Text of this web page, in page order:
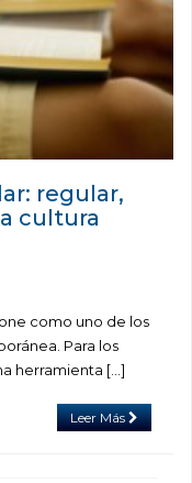
regular,
cultura
como uno de los
Para los
herramienta […]
Leer Más